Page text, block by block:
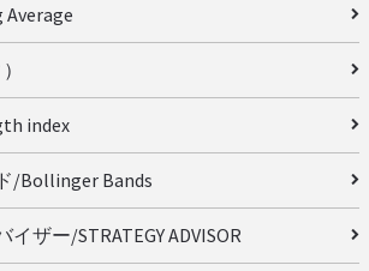
index
/Bollinger Bands
ザー/STRATEGY ADVISOR